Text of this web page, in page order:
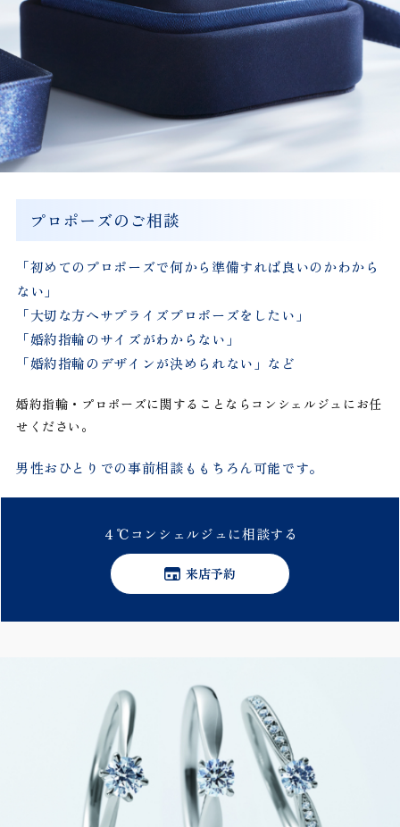
プロポーズのご相談
「初めてのプロポーズで何から準備すれば良いのかわから
ない」
「大切な方へサプライズプロポーズをしたい」
「婚約指輪のサイズがわからない」
「婚約指輪のデザインが決められない」など
婚約指輪・プロポーズに関することならコンシェルジュにお任
せください。
男性おひとりでの事前相談ももちろん可能です。
４℃コンシェルジュに相談する
来店予約